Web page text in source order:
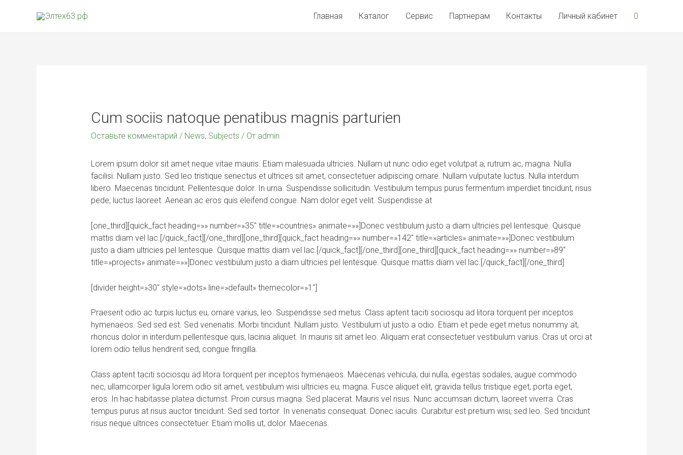
Главная Каталог Сервис Партнерам Контакты Личный кабинет 0
Cum sociis natoque penatibus magnis parturien
Оставьте комментарий / News, Subjects / От admin
Lorem ipsum dolor sit amet neque vitae mauris. Etiam malesuada ultricies. Nullam ut nunc odio eget volutpat a, rutrum ac, magna. Nulla
facilisi. Nullam justo. Sed leo tristique senectus et ultrices sit amet, consectetuer adipiscing ornare. Nullam vulputate luctus. Nulla interdum
libero. Maecenas tincidunt. Pellentesque dolor. In urna. Suspendisse sollicitudin. Vestibulum tempus purus fermentum imperdiet tincidunt, risus
pede, luctus laoreet. Aenean ac eros quis eleifend congue. Nam dolor eget velit. Suspendisse at
[one_third][quick_fact heading=»» number=»35″ title=»countries» animate=»»]Donec vestibulum justo a diam ultricies pel lentesque. Quisque
mattis diam vel lac.[/quick_fact][/one_third][one_third][quick_fact heading=»» number=»142″ title=»articles» animate=»»]Donec vestibulum
justo a diam ultricies pel lentesque. Quisque mattis diam vel lac.[/quick_fact][/one_third][one_third][quick_fact heading=»» number=»89″
title=»projects» animate=»»]Donec vestibulum justo a diam ultricies pel lentesque. Quisque mattis diam vel lac.[/quick_fact][/one_third]
[divider height=»30″ style=»dots» line=»default» themecolor=»1″]
Praesent odio ac turpis luctus eu, ornare varius, leo. Suspendisse sed metus. Class aptent taciti sociosqu ad litora torquent per inceptos
hymenaeos. Sed sed est. Sed venenatis. Morbi tincidunt. Nullam justo. Vestibulum ut justo a odio. Etiam et pede eget metus nonummy at,
rhoncus dolor in interdum pellentesque quis, lacinia aliquet. In mauris sit amet leo. Aliquam erat consectetuer vestibulum varius. Cras ut orci at
lorem odio tellus hendrerit sed, congue fringilla.
Class aptent taciti sociosqu ad litora torquent per inceptos hymenaeos. Maecenas vehicula, dui nulla, egestas sodales, augue commodo
nec, ullamcorper ligula lorem odio sit amet, vestibulum wisi ultricies eu, magna. Fusce aliquet elit, gravida tellus tristique eget, porta eget,
eros. In hac habitasse platea dictumst. Proin cursus magna. Sed placerat. Mauris vel risus. Nunc accumsan dictum, laoreet viverra. Cras
tempus purus at risus auctor tincidunt. Sed sed tortor. In venenatis consequat. Donec iaculis. Curabitur est pretium wisi, sed leo. Sed tincidunt
risus neque ultrices consectetuer. Etiam mollis ut, dolor. Maecenas.